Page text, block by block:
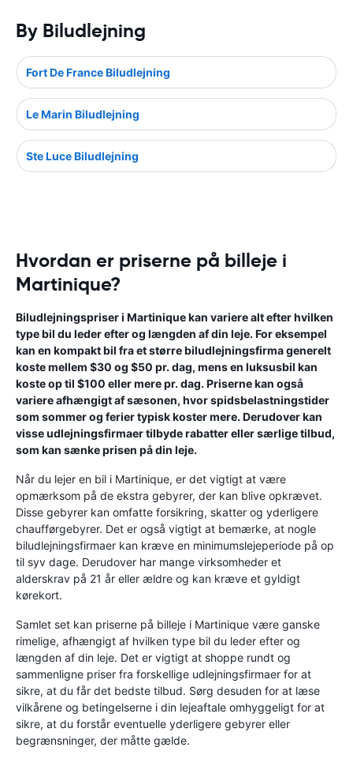
By Biludlejning
Fort De France Biludlejning
Le Marin Biludlejning
Ste Luce Biludlejning
Hvordan er priserne på billeje i
Martinique?
Biludlejningspriser i Martinique kan variere alt efter hvilken
type bil du leder efter og længden af ​​din leje. For eksempel
kan en kompakt bil fra et større biludlejningsfirma generelt
koste mellem $30 og $50 pr. dag, mens en luksusbil kan
koste op til $100 eller mere pr. dag. Priserne kan også
variere afhængigt af sæsonen, hvor spidsbelastningstider
som sommer og ferier typisk koster mere. Derudover kan
visse udlejningsfirmaer tilbyde rabatter eller særlige tilbud,
som kan sænke prisen på din leje.
Når du lejer en bil i Martinique, er det vigtigt at være
opmærksom på de ekstra gebyrer, der kan blive opkrævet.
Disse gebyrer kan omfatte forsikring, skatter og yderligere
chaufførgebyrer. Det er også vigtigt at bemærke, at nogle
biludlejningsfirmaer kan kræve en minimumslejeperiode på op
til syv dage. Derudover har mange virksomheder et
alderskrav på 21 år eller ældre og kan kræve et gyldigt
kørekort.
Samlet set kan priserne på billeje i Martinique være ganske
rimelige, afhængigt af hvilken type bil du leder efter og
længden af ​​din leje. Det er vigtigt at shoppe rundt og
sammenligne priser fra forskellige udlejningsfirmaer for at
sikre, at du får det bedste tilbud. Sørg desuden for at læse
vilkårene og betingelserne i din lejeaftale omhyggeligt for at
sikre, at du forstår eventuelle yderligere gebyrer eller
begrænsninger, der måtte gælde.